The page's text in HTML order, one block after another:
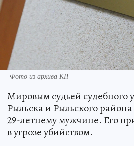
Фото из архива КП
Мировым судьей судебного
Рыльска и Рыльского
29-летнему мужчине. Его
в угрозе убийством.